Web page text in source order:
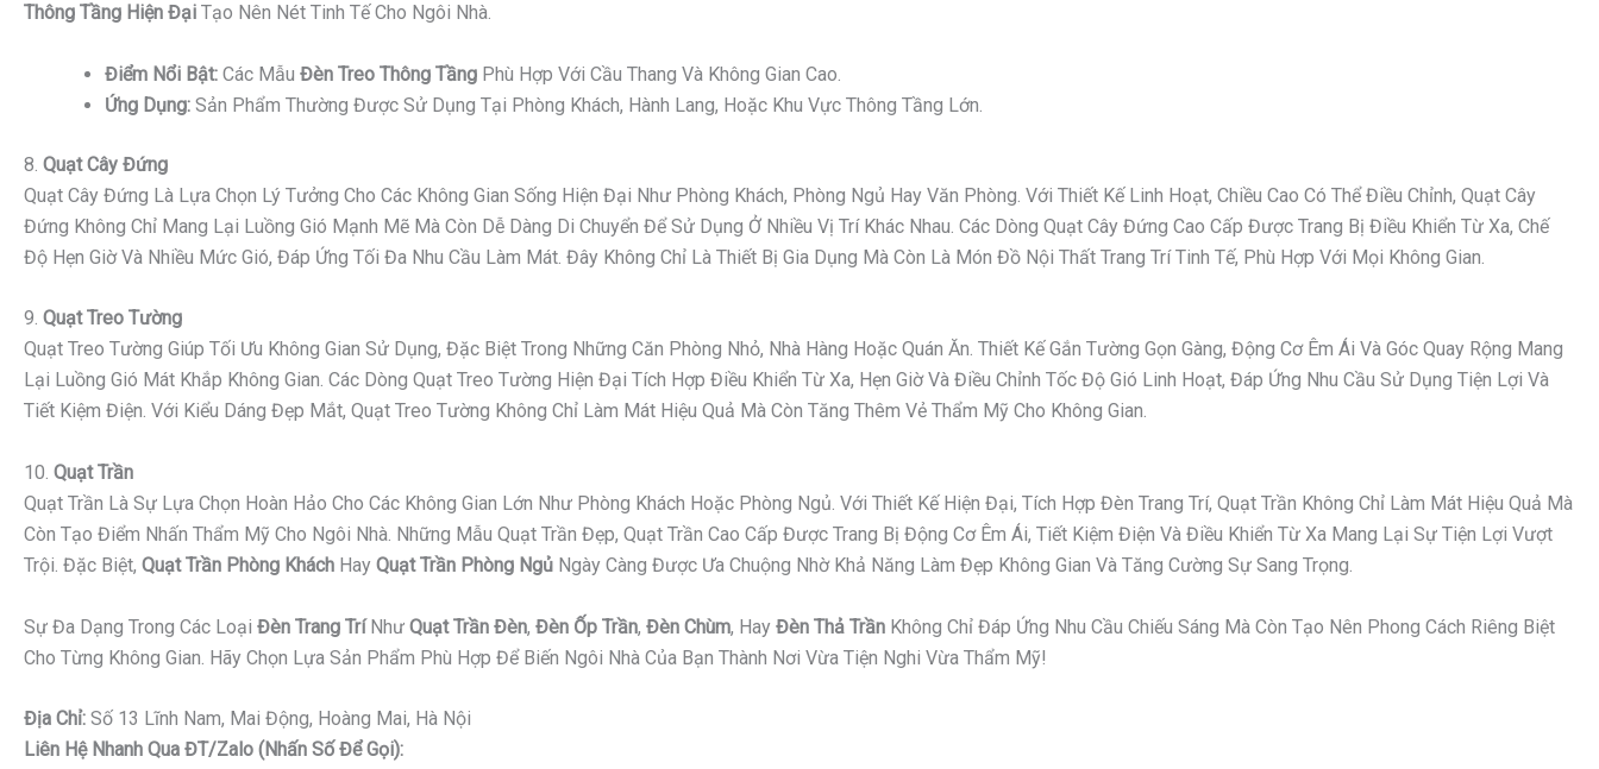
Thông Tầng Hiện Đại Tạo Nên Nét Tinh Tế Cho Ngôi Nhà.
Điểm Nổi Bật: Các Mẫu Đèn Treo Thông Tầng Phù Hợp Với Cầu Thang Và Không Gian Cao.
Ứng Dụng: Sản Phẩm Thường Được Sử Dụng Tại Phòng Khách, Hành Lang, Hoặc Khu Vực Thông Tầng Lớn.
8. Quạt Cây Đứng
Quạt Cây Đứng Là Lựa Chọn Lý Tưởng Cho Các Không Gian Sống Hiện Đại Như Phòng Khách, Phòng Ngủ Hay Văn Phòng. Với Thiết Kế Linh Hoạt, Chiều Cao Có Thể Điều Chỉnh, Quạt Cây
Đứng Không Chỉ Mang Lại Luồng Gió Mạnh Mẽ Mà Còn Dễ Dàng Di Chuyển Để Sử Dụng Ở Nhiều Vị Trí Khác Nhau. Các Dòng Quạt Cây Đứng Cao Cấp Được Trang Bị Điều Khiển Từ Xa, Chế
Độ Hẹn Giờ Và Nhiều Mức Gió, Đáp Ứng Tối Đa Nhu Cầu Làm Mát. Đây Không Chỉ Là Thiết Bị Gia Dụng Mà Còn Là Món Đồ Nội Thất Trang Trí Tinh Tế, Phù Hợp Với Mọi Không Gian.
9. Quạt Treo Tường
Quạt Treo Tường Giúp Tối Ưu Không Gian Sử Dụng, Đặc Biệt Trong Những Căn Phòng Nhỏ, Nhà Hàng Hoặc Quán Ăn. Thiết Kế Gắn Tường Gọn Gàng, Động Cơ Êm Ái Và Góc Quay Rộng Mang
Lại Luồng Gió Mát Khắp Không Gian. Các Dòng Quạt Treo Tường Hiện Đại Tích Hợp Điều Khiển Từ Xa, Hẹn Giờ Và Điều Chỉnh Tốc Độ Gió Linh Hoạt, Đáp Ứng Nhu Cầu Sử Dụng Tiện Lợi Và
Tiết Kiệm Điện. Với Kiểu Dáng Đẹp Mắt, Quạt Treo Tường Không Chỉ Làm Mát Hiệu Quả Mà Còn Tăng Thêm Vẻ Thẩm Mỹ Cho Không Gian.
10. Quạt Trần
Quạt Trần Là Sự Lựa Chọn Hoàn Hảo Cho Các Không Gian Lớn Như Phòng Khách Hoặc Phòng Ngủ. Với Thiết Kế Hiện Đại, Tích Hợp Đèn Trang Trí, Quạt Trần Không Chỉ Làm Mát Hiệu Quả Mà
Còn Tạo Điểm Nhấn Thẩm Mỹ Cho Ngôi Nhà. Những Mẫu Quạt Trần Đẹp, Quạt Trần Cao Cấp Được Trang Bị Động Cơ Êm Ái, Tiết Kiệm Điện Và Điều Khiển Từ Xa Mang Lại Sự Tiện Lợi Vượt
Trội. Đặc Biệt, Quạt Trần Phòng Khách Hay Quạt Trần Phòng Ngủ Ngày Càng Được Ưa Chuộng Nhờ Khả Năng Làm Đẹp Không Gian Và Tăng Cường Sự Sang Trọng.
Sự Đa Dạng Trong Các Loại Đèn Trang TríNhư Quạt Trần Đèn, Đèn Ốp Trần, Đèn Chùm, Hay Đèn Thả Trần Không Chỉ Đáp Ứng Nhu Cầu Chiếu Sáng Mà Còn Tạo Nên Phong Cách Riêng Biệt
Cho Từng Không Gian. Hãy Chọn Lựa Sản Phẩm Phù Hợp Để Biến Ngôi Nhà Của Bạn Thành Nơi Vừa Tiện Nghi Vừa Thẩm Mỹ!
Địa Chỉ: Số 13 Lĩnh Nam, Mai Động, Hoàng Mai, Hà Nội
Liên Hệ Nhanh Qua ĐT/Zalo (nhấn Số Để Gọi):